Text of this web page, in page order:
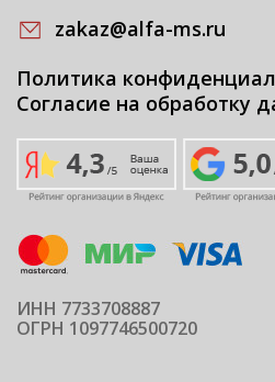
zakaz@alfa-ms.ru
Политика
Согласие на обработку
ИНН 7733708887
ОГРН 1097746500720